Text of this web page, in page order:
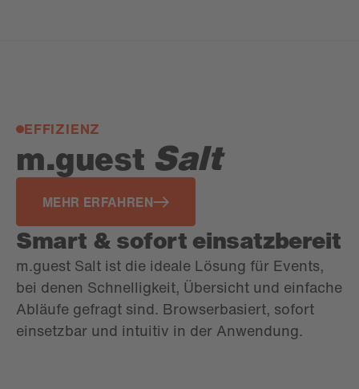
EFFIZIENZ
m.guest Salt
MEHR ERFAHREN
Smart & sofort einsatzbereit
m.guest Salt ist die ideale Lösung für Events,
bei denen Schnelligkeit, Übersicht und einfache
Abläufe gefragt sind. Browserbasiert, sofort
einsetzbar und intuitiv in der Anwendung.